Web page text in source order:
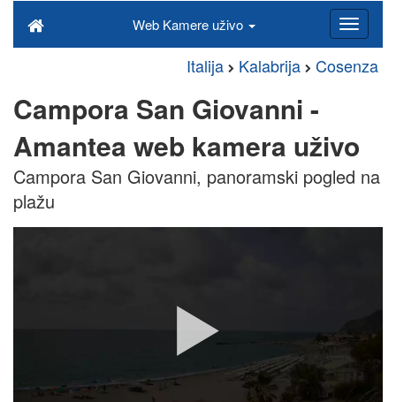
Web Kamere uživo
Italija Kalabrija Cosenza
Campora San Giovanni -
Amantea web kamera uživo
Campora San Giovanni, panoramski pogled na
plažu